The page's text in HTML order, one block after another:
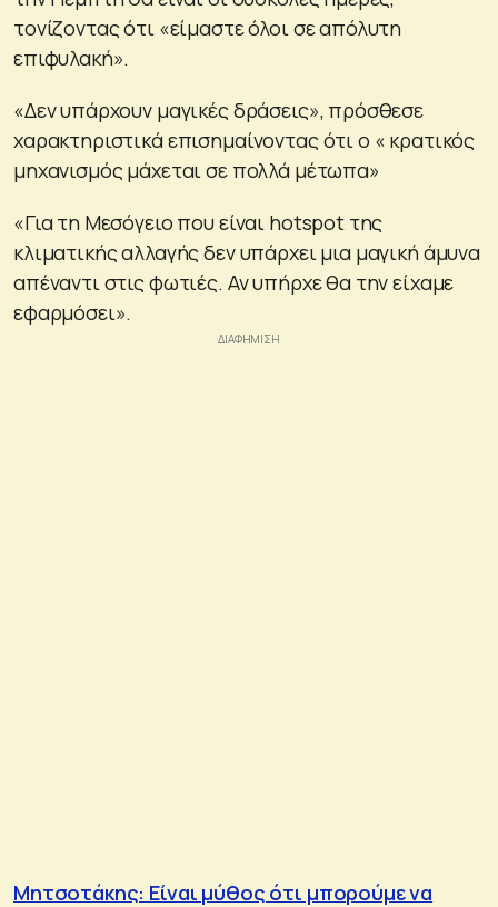
τονίζοντας ότι «είμαστε όλοι σε απόλυτη
επιφυλακή».
«Δεν υπάρχουν μαγικές δράσεις», πρόσθεσε
χαρακτηριστικά επισημαίνοντας ότι ο « κρατικός
μηχανισμός μάχεται σε πολλά μέτωπα»
«Για τη Μεσόγειο που είναι hotspot της
κλιματικής αλλαγής δεν υπάρχει μια μαγική άμυνα
απέναντι στις φωτιές. Αν υπήρχε θα την είχαμε
εφαρμόσει».
Μητσοτάκης: Είναι μύθος ότι μπορούμε να